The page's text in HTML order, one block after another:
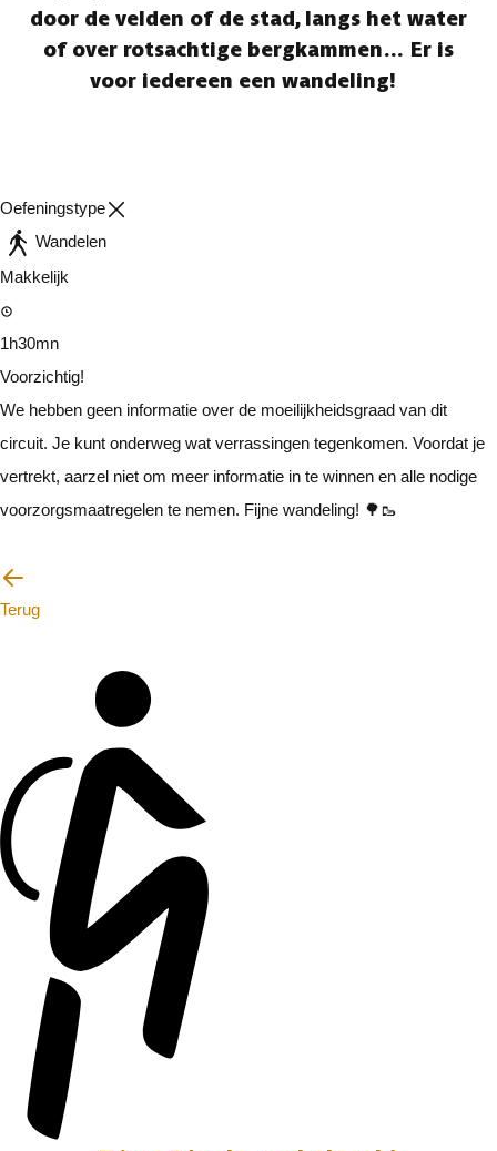
door de velden of de stad, langs het water
of over rotsachtige bergkammen… Er is
voor iedereen een wandeling!
Oefeningstype
Wandelen
Makkelijk
1h30mn
Voorzichtig!
We hebben geen informatie over de moeilijkheidsgraad van dit
circuit. Je kunt onderweg wat verrassingen tegenkomen. Voordat je
vertrekt, aarzel niet om meer informatie in te winnen en alle nodige
voorzorgsmaatregelen te nemen. Fijne wandeling! 🌳🥾
Terug